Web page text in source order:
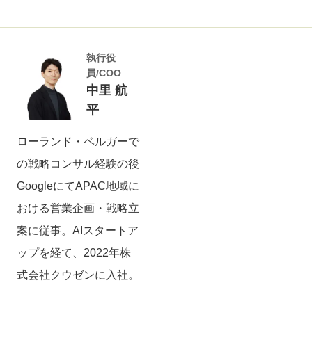
執行役
員/COO
中里 航
平
ローランド・ベルガーで
の戦略コンサル経験の後
GoogleにてAPAC地域に
おける営業企画・戦略立
案に従事。AIスタートア
ップを経て、2022年株
式会社クウゼンに入社。